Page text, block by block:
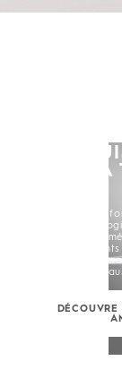
LA
DE
Toutes les
la
Soie
de
chevelure
DÉCOUVRE